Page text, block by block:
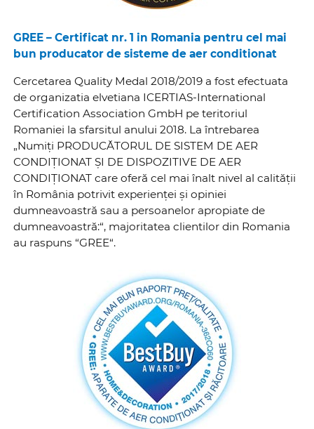
GREE – Certificat nr. 1 in Romania pentru cel mai
bun producator de sisteme de aer conditionat
Cercetarea Quality Medal 2018/2019 a fost efectuata
de organizatia elvetiana ICERTIAS-International
Certification Association GmbH pe teritoriul
Romaniei la sfarsitul anului 2018. La întrebarea
„Numiți PRODUCĂTORUL DE SISTEM DE AER
CONDIȚIONAT ȘI DE DISPOZITIVE DE AER
CONDIȚIONAT care oferă cel mai înalt nivel al calității
în România potrivit experienței și opiniei
dumneavoastră sau a persoanelor apropiate de
dumneavoastră:“, majoritatea clientilor din Romania
au raspuns “GREE“.